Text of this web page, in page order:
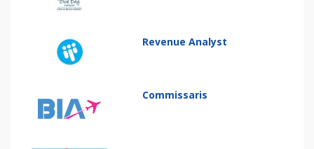
Revenue Analyst
Commissaris